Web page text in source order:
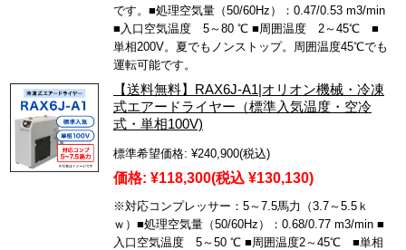
です。■処理空気量（50/60Hz）：0.47/0.53 m3/min
■入口空気温度 5～80 ℃ ■周囲温度 2～45℃ ■
単相200V。夏でもノンストップ。周囲温度45℃でも
運転可能です。
【送料無料】RAX6J-A1|オリオン機械・冷凍
式エアードライヤー（標準入気温度・空冷
式・単相100V)
標準希望価格: ¥240,900(税込)
価格: ¥118,300(税込 ¥130,130)
※対応コンプレッサー：5～7.5馬力（3.7～5.5ｋ
ｗ）■処理空気量（50/60Hz）：0.68/0.77 m3/min ■
入口空気温度 5～50 ℃ ■周囲温度2～45℃ ■単相